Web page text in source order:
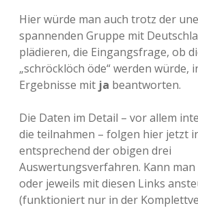
Hier würde man auch trotz der
spannenden Gruppe mit
plädieren, die Eingangsfrage, ob
„schröcklöch öde“ werden würde,
Ergebnisse mit ja beantworten.
Die Daten im Detail – vor allem
die teilnahmen – folgen hier jetzt
entsprechend der obigen drei
Auswertungsverfahren. Kann
oder jeweils mit diesen Links
(funktioniert nur in der